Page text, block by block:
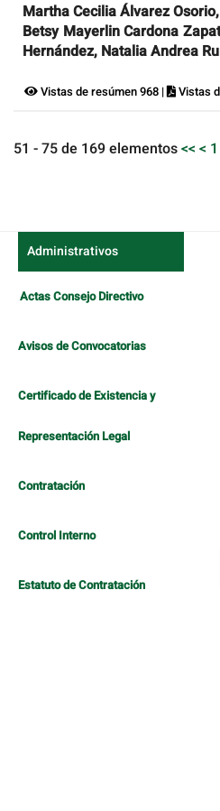
Martha Cecilia Álvarez
Betsy Mayerlin Cardona
Hernández, Natalia Andrea
Vistas de resúmen 968 | Vistas
51 - 75 de 169 elementos<< < 1
Administrativos
Actas Consejo Directivo
Avisos de Convocatorias
Certificado de Existencia y
Representación Legal
Contratación
Control Interno
Estatuto de Contratación